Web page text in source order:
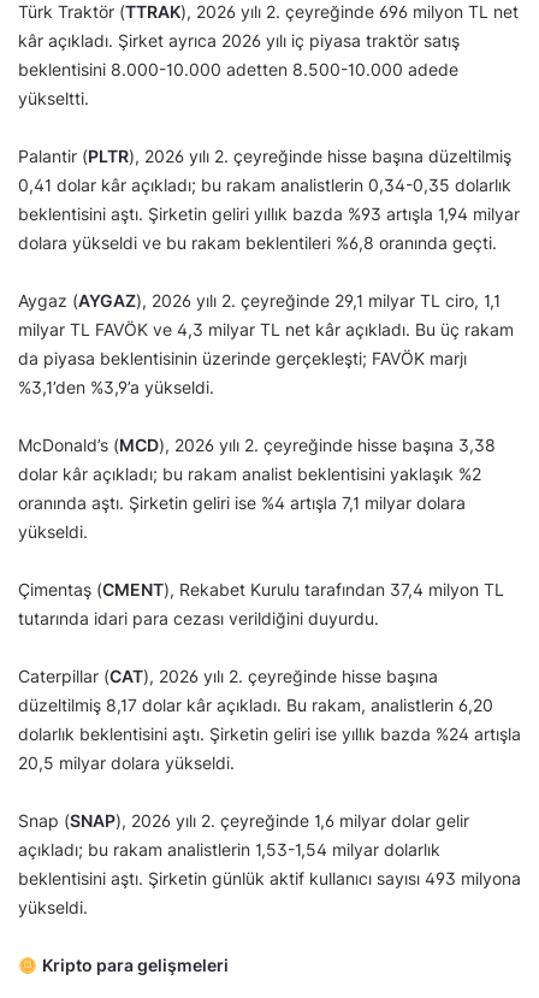
Türk Traktör (TTRAK), 2026 yılı 2. çeyreğinde 696 milyon TL net
kâr açıkladı. Şirket ayrıca 2026 yılı iç piyasa traktör satış
beklentisini 8.000-10.000 adetten 8.500-10.000 adede
yükseltti.
Palantir (PLTR), 2026 yılı 2. çeyreğinde hisse başına düzeltilmiş
0,41 dolar kâr açıkladı; bu rakam analistlerin 0,34-0,35 dolarlık
beklentisini aştı. Şirketin geliri yıllık bazda %93 artışla 1,94 milyar
dolara yükseldi ve bu rakam beklentileri %6,8 oranında geçti.
Aygaz (AYGAZ), 2026 yılı 2. çeyreğinde 29,1 milyar TL ciro, 1,1
milyar TL FAVÖK ve 4,3 milyar TL net kâr açıkladı. Bu üç rakam
da piyasa beklentisinin üzerinde gerçekleşti; FAVÖK marjı
%3,1’den %3,9’a yükseldi.
McDonald’s (MCD), 2026 yılı 2. çeyreğinde hisse başına 3,38
dolar kâr açıkladı; bu rakam analist beklentisini yaklaşık %2
oranında aştı. Şirketin geliri ise %4 artışla 7,1 milyar dolara
yükseldi.
Çimentaş (CMENT), Rekabet Kurulu tarafından 37,4 milyon TL
tutarında idari para cezası verildiğini duyurdu.
Caterpillar (CAT), 2026 yılı 2. çeyreğinde hisse başına
düzeltilmiş 8,17 dolar kâr açıkladı. Bu rakam, analistlerin 6,20
dolarlık beklentisini aştı. Şirketin geliri ise yıllık bazda %24 artışla
20,5 milyar dolara yükseldi.
Snap (SNAP), 2026 yılı 2. çeyreğinde 1,6 milyar dolar gelir
açıkladı; bu rakam analistlerin 1,53-1,54 milyar dolarlık
beklentisini aştı. Şirketin günlük aktif kullanıcı sayısı 493 milyona
yükseldi.
Kripto para gelişmeleri